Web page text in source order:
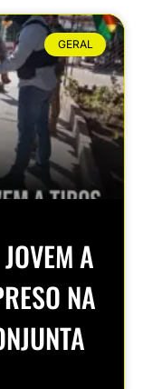
GERAL
A
NA